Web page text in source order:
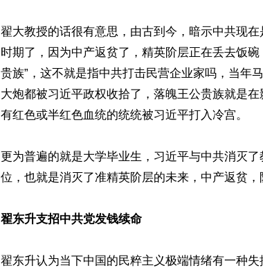
翟大教授的话很有意思，由古到今，暗示中共现
时期了，因为中产返贫了，精英阶层正在丢去饭碗
贵族”，这不就是指中共打击民营企业家吗，当年
大炮都被习近平政权收拾了，落魄王公贵族就是
有红色或半红色血统的统统被习近平打入冷宫。
更为普遍的就是大学毕业生，习近平与中共消灭
位，也就是消灭了准精英阶层的未来，中产返贫，
翟东升支招中共党发钱续命
翟东升认为当下中国的民粹主义极端情绪有一种